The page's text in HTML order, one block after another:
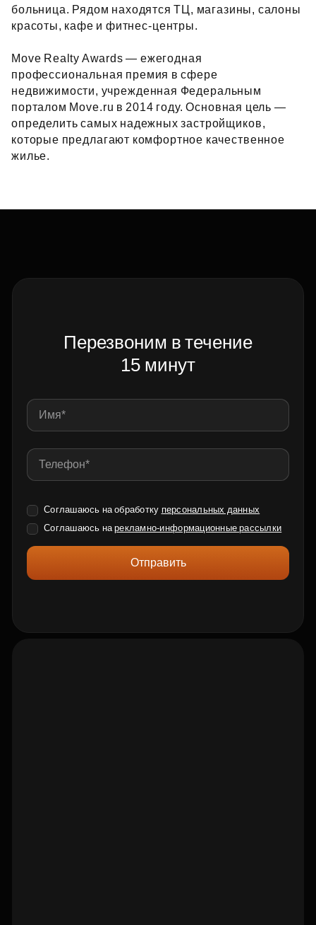
больница. Рядом находятся ТЦ, магазины, салоны
красоты, кафе и фитнес‑центры.
Move Realty Awards — ежегодная
профессиональная премия в сфере
недвижимости, учрежденная Федеральным
порталом Move.ru в 2014 году. Основная цель —
определить самых надежных застройщиков,
которые предлагают комфортное качественное
жилье.
Перезвоним в течение
15 минут
Соглашаюсь на обработку персональных данных
Соглашаюсь нарекламно-информационные рассылки
Отправить